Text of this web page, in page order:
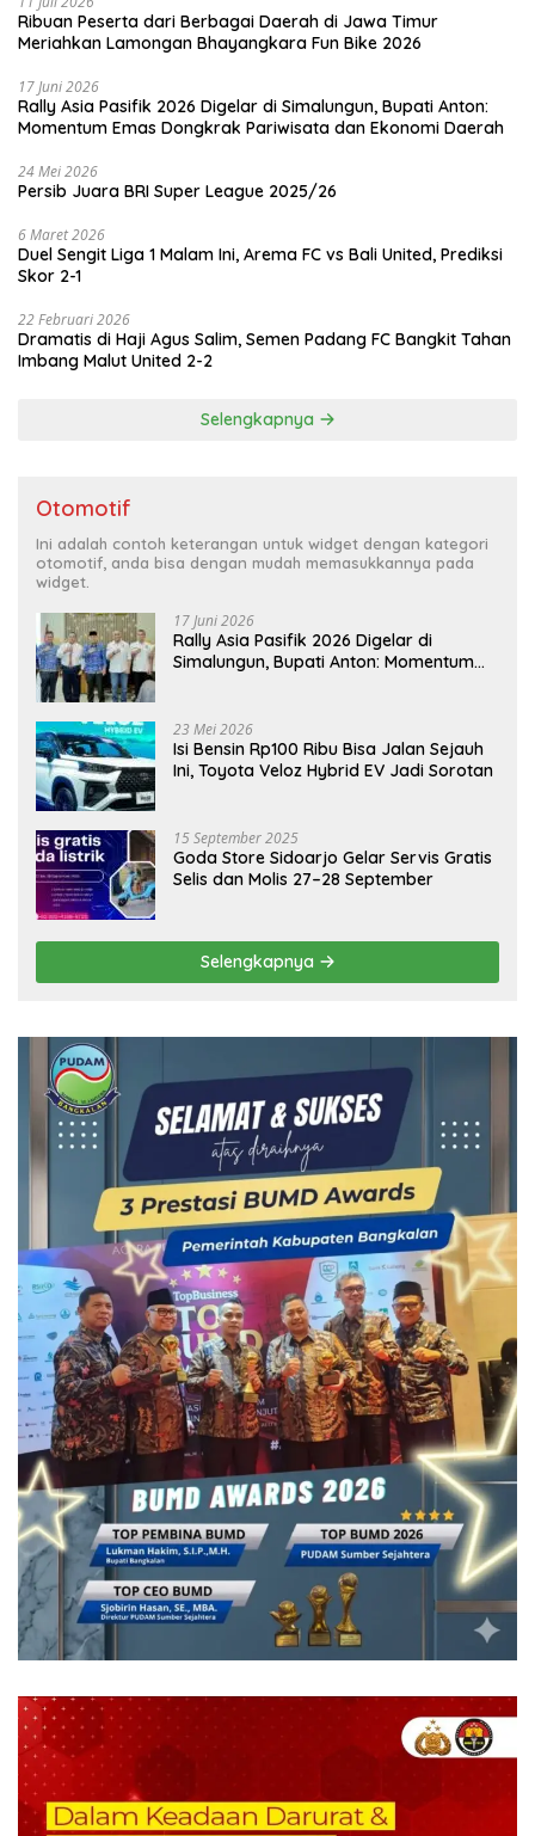
Ribuan Peserta dari Berbagai Daerah di Jawa Timur
Meriahkan Lamongan Bhayangkara Fun Bike 2026
17 Juni 2026
Rally Asia Pasifik 2026 Digelar di Simalungun, Bupati Anton:
Momentum Emas Dongkrak Pariwisata dan Ekonomi Daerah
24 Mei 2026
Persib Juara BRI Super League 2025/26
6 Maret 2026
Duel Sengit Liga 1 Malam Ini, Arema FC vs Bali United, Prediksi
Skor 2-1
22 Februari 2026
Dramatis di Haji Agus Salim, Semen Padang FC Bangkit Tahan
Imbang Malut United 2-2
Selengkapnya
Otomotif
Ini adalah contoh keterangan untuk widget dengan kategori
otomotif, anda bisa dengan mudah memasukkannya pada
widget.
17 Juni 2026
Rally Asia Pasifik 2026 Digelar di
Simalungun, Bupati Anton: Momentum
23 Mei 2026
Isi Bensin Rp100 Ribu Bisa Jalan Sejauh
Ini, Toyota Veloz Hybrid EV Jadi Sorotan
15 September 2025
Goda Store Sidoarjo Gelar Servis Gratis
Selis dan Molis 27–28 September
Selengkapnya